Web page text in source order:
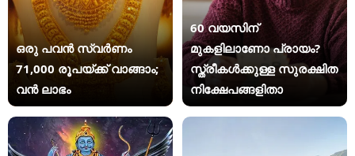
ഒരു പവൻ സ്വർണം
71,000 രൂപയ്ക്ക് വാങ്ങാം;
വൻ ലാഭം
60 വയസിന്
മുകളിലാണോ പ്രായം?
സ്ത്രീകള്‍ക്കുള്ള സുരക്ഷിത
നിക്ഷേപങ്ങളിതാ